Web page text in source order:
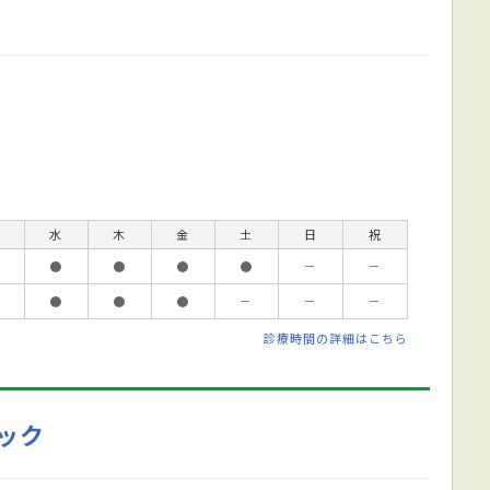
水 木 金 土 日
祝
● ● ● ● －
－
● ● ● － － －
診療時間の詳細はこちら
ク